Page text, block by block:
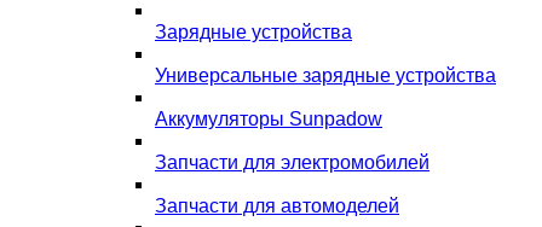
Зарядные устройства
Универсальные зарядные устройства
Аккумуляторы Sunpadow
Запчасти для электромобилей
Запчасти для автомоделей